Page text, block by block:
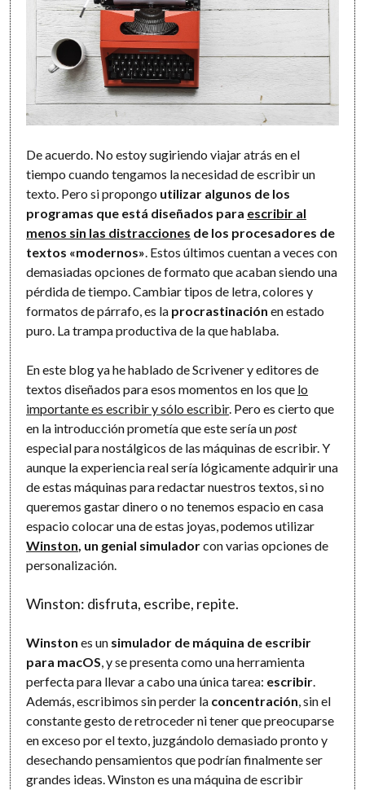
De acuerdo. No estoy sugiriendo viajar atrás en el
tiempo cuando tengamos la necesidad de escribir un
texto. Pero si propongo utilizar algunos de los
programas que está diseñados para escribir al
menos sin las distracciones de los procesadores de
textos «modernos». Estos últimos cuentan a veces con
demasiadas opciones de formato que acaban siendo una
pérdida de tiempo. Cambiar tipos de letra, colores y
formatos de párrafo, es la procrastinación en estado
puro. La trampa productiva de la que hablaba.
En este blog ya he hablado de Scrivener y editores de
textos diseñados para esos momentos en los que lo
importante es escribir y sólo escribir. Pero es cierto que
en la introducción prometía que este sería unpost
especial para nostálgicos de las máquinas de escribir. Y
aunque la experiencia real sería lógicamente adquirir una
de estas máquinas para redactar nuestros textos, si no
queremos gastar dinero o no tenemos espacio en casa
espacio colocar una de estas joyas, podemos utilizar
Winston, un genial simuladorcon varias opciones de
personalización.
Winston: disfruta, escribe, repite.
Winston es un simulador de máquina de escribir
para macOS, y se presenta como una herramienta
perfecta para llevar a cabo una única tarea: escribir.
Además, escribimos sin perder la concentración, sin el
constante gesto de retroceder ni tener que preocuparse
en exceso por el texto, juzgándolo demasiado pronto y
desechando pensamientos que podrían finalmente ser
grandes ideas. Winston es una máquina de escribir